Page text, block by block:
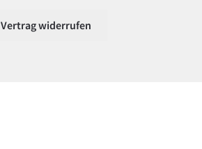
Vertrag widerrufen